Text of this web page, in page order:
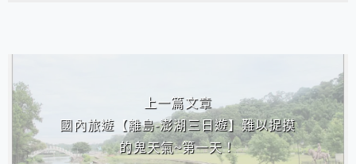
上一篇文章
國內旅遊【離島-澎湖三日遊】難以捉摸
的鬼天氣~第一天！